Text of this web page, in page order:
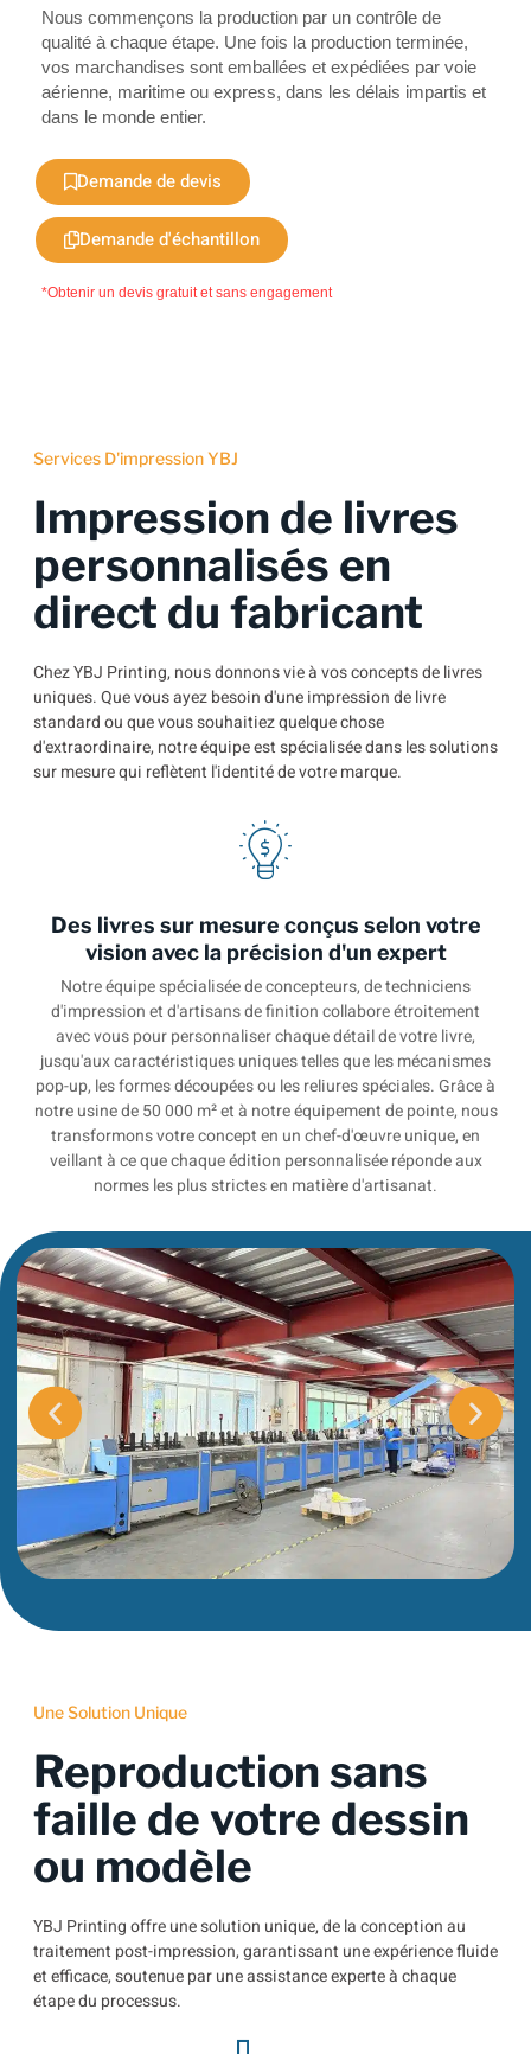
Nous commençons la production par un contrôle de
qualité à chaque étape. Une fois la production terminée,
vos marchandises sont emballées et expédiées par voie
aérienne, maritime ou express, dans les délais impartis et
dans le monde entier.
Demande de devis
Demande d'échantillon
*Obtenir un devis gratuit et sans engagement
Services D'impression YBJ
Impression de livres
personnalisés en
direct du fabricant
Chez YBJ Printing, nous donnons vie à vos concepts de livres
uniques. Que vous ayez besoin d'une impression de livre
standard ou que vous souhaitiez quelque chose
d'extraordinaire, notre équipe est spécialisée dans les solutions
sur mesure qui reflètent l'identité de votre marque.
Des livres sur mesure conçus selon votre
vision avec la précision d'un expert
Notre équipe spécialisée de concepteurs, de techniciens
d'impression et d'artisans de finition collabore étroitement
avec vous pour personnaliser chaque détail de votre livre,
jusqu'aux caractéristiques uniques telles que les mécanismes
pop-up, les formes découpées ou les reliures spéciales. Grâce à
notre usine de 50 000 m² et à notre équipement de pointe, nous
transformons votre concept en un chef-d'œuvre unique, en
veillant à ce que chaque édition personnalisée réponde aux
normes les plus strictes en matière d'artisanat.
Une Solution Unique
Reproduction sans
faille de votre dessin
ou modèle
YBJ Printing offre une solution unique, de la conception au
traitement post-impression, garantissant une expérience fluide
et efficace, soutenue par une assistance experte à chaque
étape du processus.